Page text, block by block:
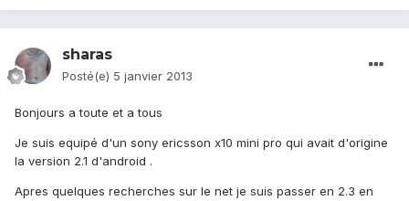
sharas
Posté(e) 5 janvier 2013
Bonjours a toute et a tous
Je suis equipé d'un sony ericsson x10 mini pro qui avait d'origine
la version 2.1 d'android .
Apres quelques recherches sur le net je suis passer en 2.3 en